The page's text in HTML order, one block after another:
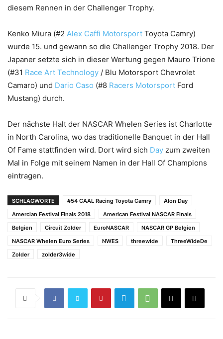
diesem Rennen in der Challenger Trophy.
Kenko Miura (#2 Alex Caffi Motorsport Toyota Camry)
wurde 15. und gewann so die Challenger Trophy 2018. Der
Japaner setzte sich in dieser Wertung gegen Mauro Trione
(#31 Race Art Technology / Blu Motorsport Chevrolet
Camaro) und Dario Caso (#8 Racers Motorsport Ford
Mustang) durch.
Der nächste Halt der NASCAR Whelen Series ist Charlotte
in North Carolina, wo das traditionelle Banquet in der Hall
Of Fame stattfinden wird. Dort wird sich Day zum zweiten
Mal in Folge mit seinem Namen in der Hall Of Champions
eintragen.
SCHLAGWORTE #54 CAAL Racing Toyota Camry
Alon Day
Amercian Festival Finals 2018
American Festival NASCAR Finals
Belgien
Circuit Zolder EuroNASCAR
NASCAR GP Belgien
NASCAR Whelen Euro Series
NWES threewide
ThreeWideDe
Zolder
zolder3wide